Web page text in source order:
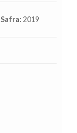
Safra: 2019